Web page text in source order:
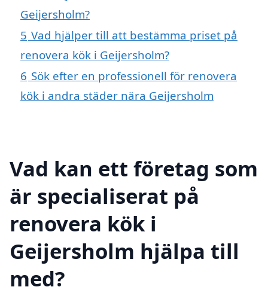
Geijersholm?
5 Vad hjälper till att bestämma priset på
renovera kök i Geijersholm?
6 Sök efter en professionell för renovera
kök i andra städer nära Geijersholm
Vad kan ett företag som
är specialiserat på
renovera kök i
Geijersholm hjälpa till
med?